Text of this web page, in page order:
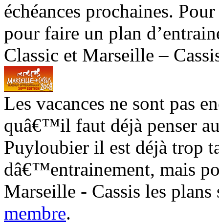
échéances prochaines.
pour faire un plan
Classic et Marseille –
Les vacances ne sont pas
quâ€™il faut déjà penser
Puyloubier il est déjà trop
dâ€™entrainement, mais
Marseille - Cassis les
membre.